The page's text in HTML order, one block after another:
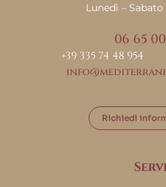
Lunedì – Sabato
06 65
+39 335 74 48 954
Richiedi